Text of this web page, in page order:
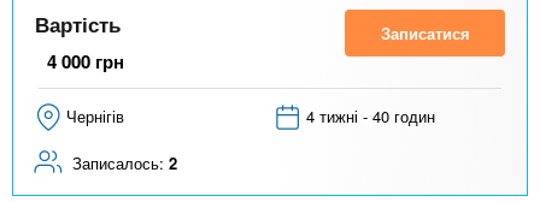
Вартість
4 000 грн
Записатися
Чернігів 4 тижні - 40 годин
Записалось: 2